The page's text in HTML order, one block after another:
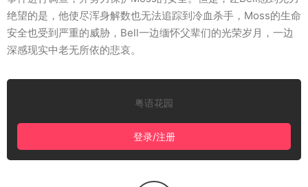
绝望的是，他使尽浑身解数也无法追踪到冷血杀手，Moss的生命
安全也受到严重的威胁，Bell一边缅怀父辈们的光荣岁月，一边
深感现实中老无所依的悲哀。
粤语花园
登录/注册